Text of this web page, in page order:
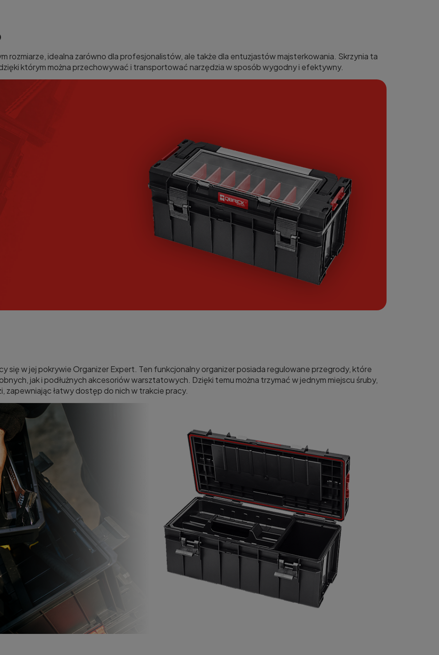
rozmiarze, idealna zarówno dla profesjonalistów, ale także dla entuzjastów majsterkowania. Skrzynia ta
którym można przechowywać i transportować narzędzia w sposób wygodny i efektywny.
się w jej pokrywie Organizer Expert. Ten funkcjonalny organizer posiada regulowane przegrody, które
jak i podłużnych akcesoriów warsztatowych. Dzięki temu można trzymać w jednym miejscu śruby,
zapewniając łatwy dostęp do nich w trakcie pracy.